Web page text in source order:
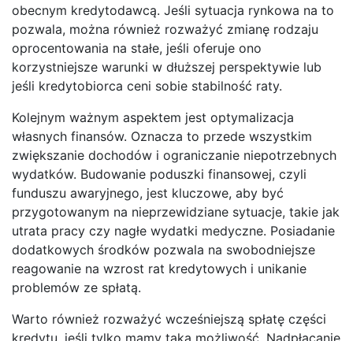
obecnym kredytodawcą. Jeśli sytuacja rynkowa na to
pozwala, można również rozważyć zmianę rodzaju
oprocentowania na stałe, jeśli oferuje ono
korzystniejsze warunki w dłuższej perspektywie lub
jeśli kredytobiorca ceni sobie stabilność raty.
Kolejnym ważnym aspektem jest optymalizacja
własnych finansów. Oznacza to przede wszystkim
zwiększanie dochodów i ograniczanie niepotrzebnych
wydatków. Budowanie poduszki finansowej, czyli
funduszu awaryjnego, jest kluczowe, aby być
przygotowanym na nieprzewidziane sytuacje, takie jak
utrata pracy czy nagłe wydatki medyczne. Posiadanie
dodatkowych środków pozwala na swobodniejsze
reagowanie na wzrost rat kredytowych i unikanie
problemów ze spłatą.
Warto również rozważyć wcześniejszą spłatę części
kredytu, jeśli tylko mamy taką możliwość. Nadpłacanie